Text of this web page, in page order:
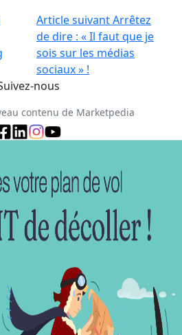
Article suivantArrêtez
de dire : « Il faut que je
sois sur les médias
sociaux » !
nous
contenu de Marketpedia